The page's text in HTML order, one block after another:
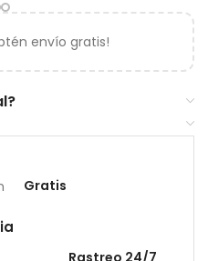
envío gratis!
Gratis
Rastreo 24/7